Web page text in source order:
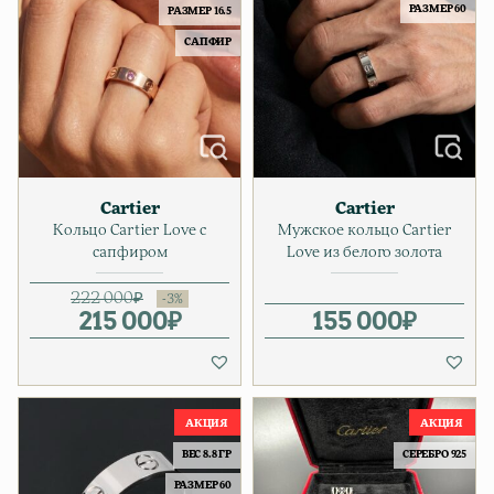
РАЗМЕР 16.5
САПФИР
Cartier
Кольцо Cartier Love с
сапфиром
222 000₽
Первоначальная цена
215 000₽
Текущая цена: 215 000₽.
РАЗМЕР 60
Cartier
Мужское кольцо Cartier
Love из белого золота
155 000₽
ВЕС 8.8 ГР
РАЗМЕР 60
СЕРЕБРО 925